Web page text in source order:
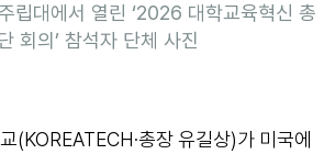
립대에서 열린 ‘2026 대학교육혁신 총
회의’ 참석자 단체 사진
(KOREATECH·총장 유길상)가 미국에